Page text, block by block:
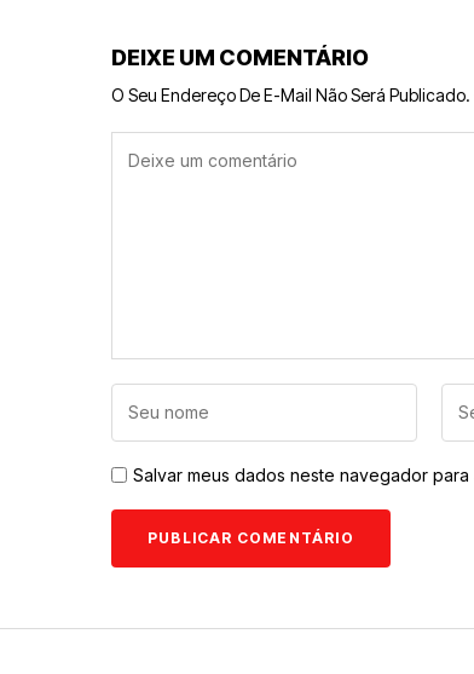
DEIXE UM COMENTÁRIO
O Seu Endereço De E-Mail Não Será Publicado.
Salvar meus dados neste navegador